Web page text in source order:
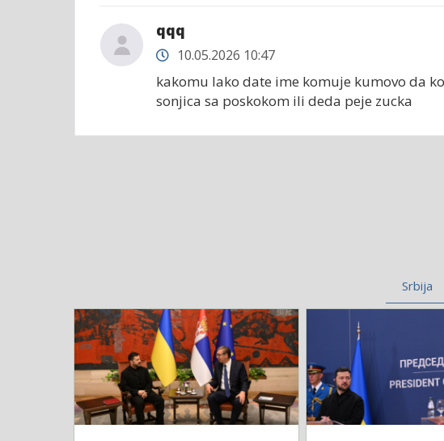
qqq
10.05.2026 10:47
kakomu lako date ime komuje kumovo da
sonjica sa poskokom ili deda peje zucka
Srbija